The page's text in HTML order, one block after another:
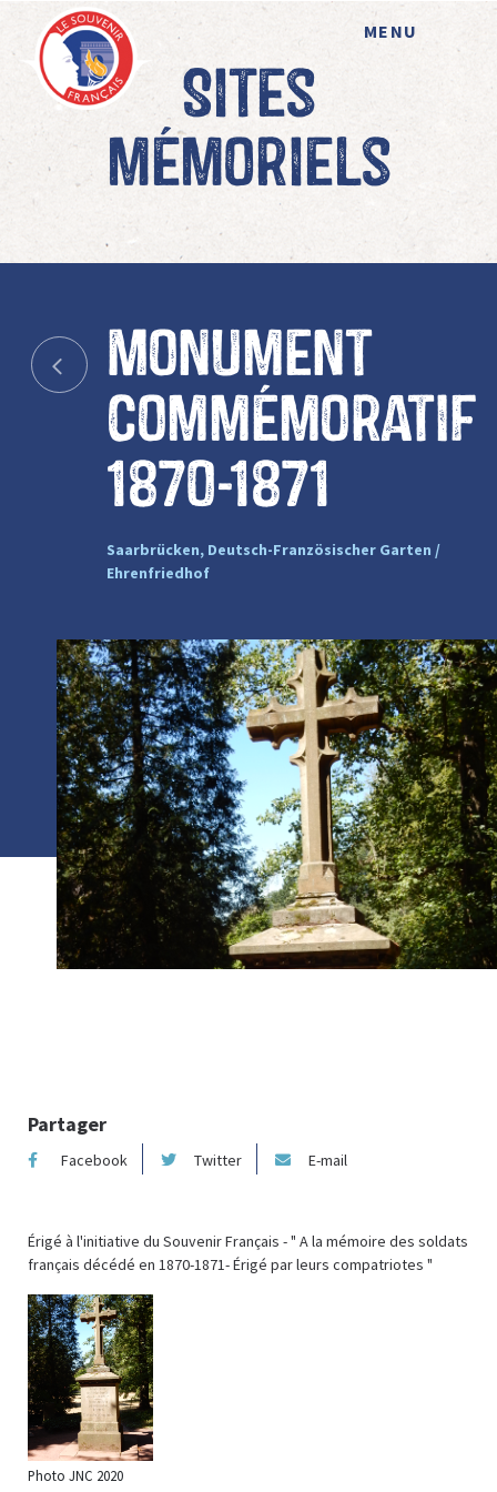
MENU
Sites
mémoriels
Monument
commémoratif
1870-1871
Saarbrücken, Deutsch-Französischer Garten /
Ehrenfriedhof
Partager
Facebook Twitter E-mail
Érigé à l'initiative du Souvenir Français - " A la mémoire des soldats
français décédé en 1870-1871- Érigé par leurs compatriotes "
Photo JNC 2020